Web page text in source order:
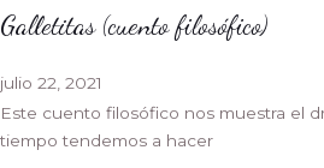
Galletitas (cuento filosófico)
julio 22, 2021
Este cuento filosófico nos muestra el
tiempo tendemos a hacer